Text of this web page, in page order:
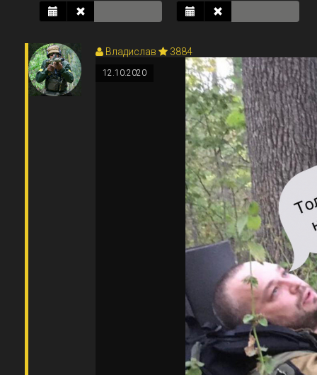
Владислав 3884
12.10.2020